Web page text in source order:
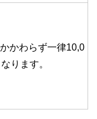
かわらず一律10,0
ります。